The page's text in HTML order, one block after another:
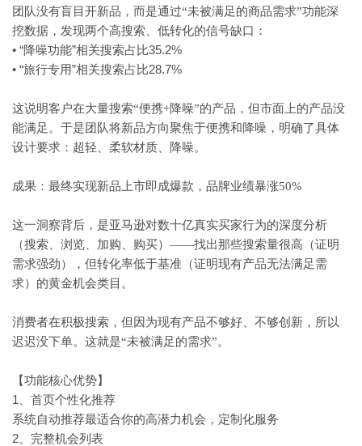
团队没有盲目开新品，而是通过“未被满足的商品需求”功能深
挖数据，发现两个高搜索、低转化的信号缺口：
• “降噪功能”相关搜索占比35.2%
• “旅行专用”相关搜索占比28.7%
这说明客户在大量搜索“便携+降噪”的产品，但市面上的产品没
能满足。于是团队将新品方向聚焦于便携和降噪，明确了具体
设计要求：超轻、柔软材质、降噪。
成果：最终实现新品上市即成爆款，品牌业绩暴涨50%
这一洞察背后，是亚马逊对数十亿真实买家行为的深度分析
（搜索、浏览、加购、购买） ——找出那些搜索量很高（证明
需求强劲），但转化率低于基准（证明现有产品无法满足需
求）的黄金机会类目。
消费者在积极搜索，但因为现有产品不够好、不够创新，所以
迟迟没下单。这就是“未被满足的需求”。
【功能核心优势】
1、首页个性化推荐
系统自动推荐最适合你的高潜力机会，定制化服务
2、完整机会列表